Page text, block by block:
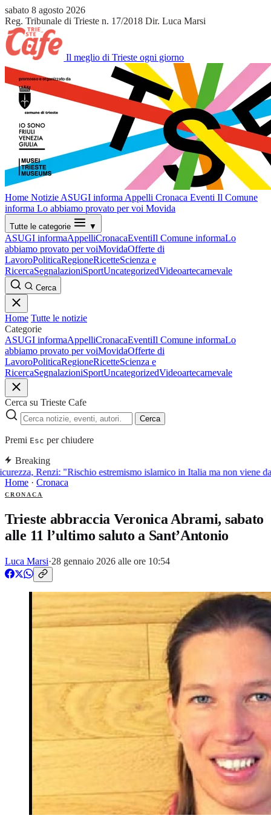
sabato 8 agosto 2026
Reg. Tribunale di Trieste n. 17/2018 Dir. Luca Marsi
Il meglio di Trieste ogni giorno
Home Notizie ASUGI informa Appelli Cronaca Eventi Il Comune
informa Lo abbiamo provato per voi Movida
Tutte le categorie ▼
ASUGI informaAppelliCronacaEventiIl Comune informaLo
abbiamo provato per voiMovidaOfferte di
LavoroPoliticaRegioneRicetteScienza e
RicercaSegnalazioniSportUncategorizedVideoartecarnevale
Cerca
Home Tutte le notizie
Categorie
ASUGI informaAppelliCronacaEventiIl Comune informaLo
abbiamo provato per voiMovidaOfferte di
LavoroPoliticaRegioneRicetteScienza e
RicercaSegnalazioniSportUncategorizedVideoartecarnevale
Cerca su Trieste Cafe
Cerca
Premi Esc per chiudere
Breaking
Renzi: "Rischio estremismo islamico in Italia ma non viene
Home · Cronaca
CRONACA
Trieste abbraccia Veronica Abrami, sabato
alle 11 l’ultimo saluto a Sant’Antonio
Luca Marsi·28 gennaio 2026 alle ore 10:54